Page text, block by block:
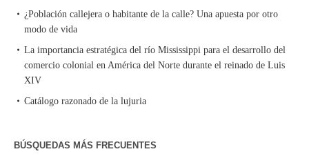
¿Población callejera o habitante de la calle? Una apuesta por otro
modo de vida
La importancia estratégica del río Mississippi para el desarrollo del
comercio colonial en América del Norte durante el reinado de Luis
XIV
Catálogo razonado de la lujuria
BÚSQUEDAS MÁS FRECUENTES